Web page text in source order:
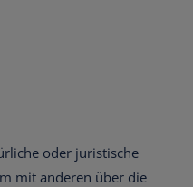
oder juristische
mit anderen über die